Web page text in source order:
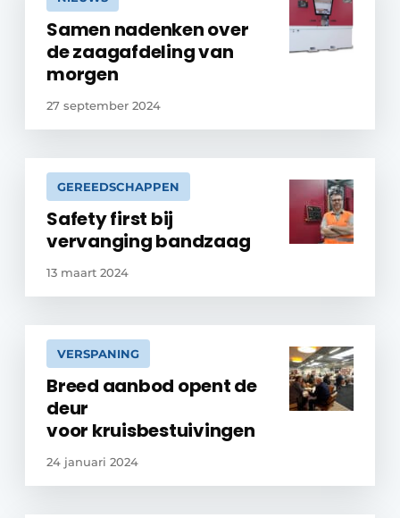
Samen nadenken over
de zaagafdeling van
morgen
27 september 2024
GEREEDSCHAPPEN
Safety first bij
vervanging bandzaag
13 maart 2024
VERSPANING
Breed aanbod opent de
deur
voor kruisbestuivingen
24 januari 2024